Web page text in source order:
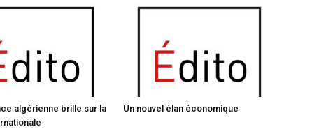
algérienne brille sur la
Un nouvel élan économique